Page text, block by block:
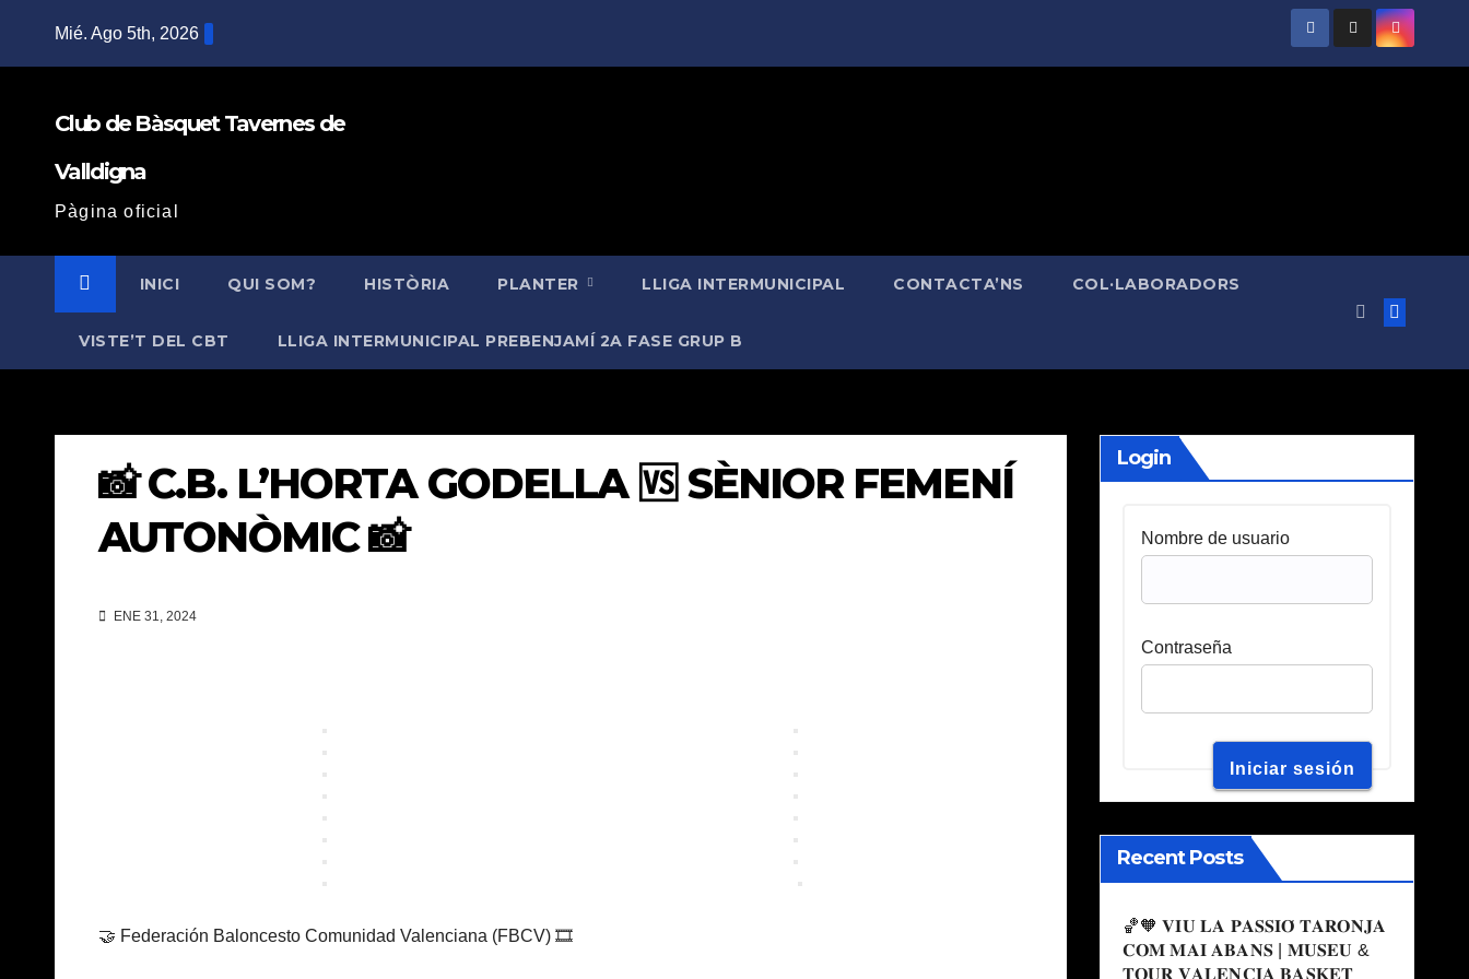
Mié. Ago 5th, 2026
Club de Bàsquet Tavernes de
Valldigna
Pàgina oficial
INICI QUI SOM? HISTÒRIA PLANTER LLIGA INTERMUNICIPAL CONTACTA’NS COL·LABORADORS
VISTE’T DEL CBT LLIGA INTERMUNICIPAL PREBENJAMÍ 2A FASE GRUP B
📸 C.B. L’HORTA GODELLA 🆚 SÈNIOR FEMENÍ
AUTONÒMIC 📸
ENE 31, 2024
🤝 Federación Baloncesto Comunidad Valenciana (FBCV) 🎞️
Login
Nombre de usuario
Contraseña
Recent Posts
🏀🧡 𝐕𝐈𝐔 𝐋𝐀 𝐏𝐀𝐒𝐒𝐈𝐎́ 𝐓𝐀𝐑𝐎𝐍𝐉𝐀
𝐂𝐎𝐌 𝐌𝐀𝐈 𝐀𝐁𝐀𝐍𝐒 | 𝐌𝐔𝐒𝐄𝐔 &
𝐓𝐎𝐔𝐑 𝐕𝐀𝐋𝐄𝐍𝐂𝐈𝐀 𝐁𝐀𝐒𝐊𝐄𝐓